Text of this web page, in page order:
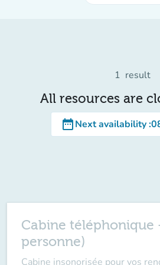
1 result
All resources are
date_rangeNext availability:
Cabine téléphonique
personne)
Cabine insonorisée pour vos